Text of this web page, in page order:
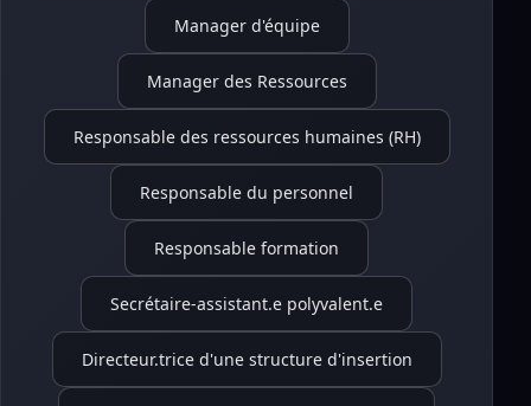
Manager d'équipe
Manager des Ressources
Responsable des ressources humaines (RH)
Responsable du personnel
Responsable formation
Secrétaire-assistant.e polyvalent.e
Directeur.trice d'une structure d'insertion